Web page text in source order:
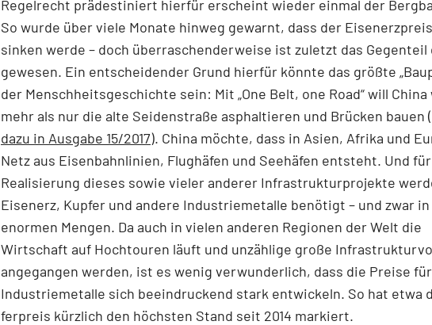
Regelrecht prädestiniert hierfür erscheint wieder einmal der
So wurde über viele Monate hinweg gewarnt, dass der
sinken werde – doch überraschenderweise ist zuletzt das Gegenteil
gewesen. Ein entscheidender Grund hierfür könnte das größte
der Menschheitsgeschichte sein: Mit „One Belt, one Road“ will
mehr als nur die alte Seidenstraße asphaltieren und Brücken bauen (
dazu in Ausgabe 15/2017). China möchte, dass in Asien, Afrika und
Netz aus Eisenbahnlinien, Flughäfen und Seehäfen entsteht. Und
Realisierung dieses sowie vieler anderer Infrastrukturprojekte
Eisenerz, Kupfer und andere Industriemetalle benötigt – und zwar
enormen Mengen. Da auch in vielen anderen Regionen der Welt die
Wirtschaft auf Hochtouren läuft und unzählige große
angegangen werden, ist es wenig verwunderlich, dass die Preise
Industriemetalle sich beeindruckend stark entwickeln. So hat etwa
ferpreis kürzlich den höchsten Stand seit 2014 markiert.